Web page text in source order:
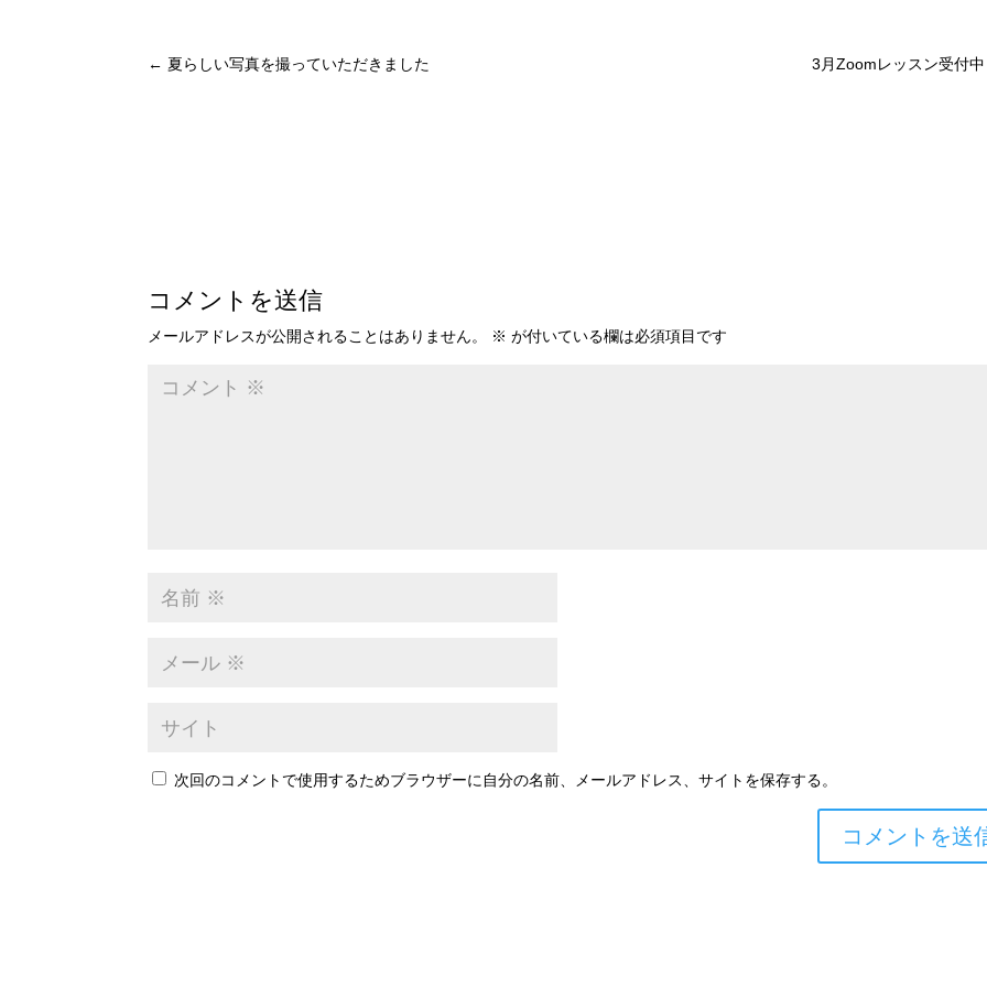
← 夏らしい写真を撮っていただきました 3月Zoomレッスン受付
コメントを送信
メールアドレスが公開されることはありません。 ※ が付いている欄は必須項目です
次回のコメントで使用するためブラウザーに自分の名前、メールアドレス、サイトを保存する。